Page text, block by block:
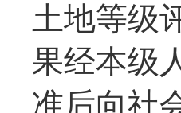
土地等级
果经本级
准后向社